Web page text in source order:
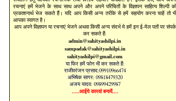
रचनाएं हमें भेजने के साथ साथ अपने और अपने परिचितों के विज्ञापन साहित्य शिल्पी को
प्रकाशनार्थ भेज सकते हैं। यदि आप किसी अन्य तरीके से हमें सहयोग करना चाहें तो भी
आपका स्वागत है।
आप अपने विज्ञापन या रचनाएं भेजने अथवा किसी अन्य संदर्भ मे हमें इन ई-मेल पतों पर संपर्क
कर सकते हैं:
admin@sahityashilpi.in
sampadak@sahityashilpi.in
sahityashilpi@gmail.com
या फिर हमें फोन भी कर सकते हैं:
राजीवरंजन प्रसाद:09910966474
अभिषेक सागर: 09818479320
अजय यादव: 09899429987
.....आईये कारवां बनायें....